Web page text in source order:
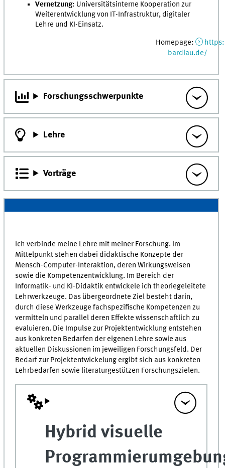
Vernetzung: Universitätsinterne Kooperation zur
Weiterentwicklung von IT-Infrastruktur, digitaler
Lehre und KI-Einsatz.
Homepage:
bardiau.de/
Forschungsschwerpunkte
Lehre
Vorträge
Ich verbinde meine Lehre mit meiner Forschung. Im
Mittelpunkt stehen dabei didaktische Konzepte der
Mensch-Computer-Interaktion, deren Wirkungsweisen
sowie die Kompetenzentwicklung. Im Bereich der
Informatik- und KI-Didaktik entwickele ich theoriegeleitete
Lehrwerkzeuge. Das übergeordnete Ziel besteht darin,
durch diese Werkzeuge fachspezifische Kompetenzen zu
vermitteln und parallel deren Effekte wissenschaftlich zu
evaluieren. Die Impulse zur Projektentwicklung entstehen
aus konkreten Bedarfen der eigenen Lehre sowie aus
aktuellen Diskussionen im jeweiligen Forschungsfeld. Der
Bedarf zur Projektentwickelung ergibt sich aus konkreten
Lehrbedarfen sowie literaturgestützen Forschungszielen.
Hybrid visuelle